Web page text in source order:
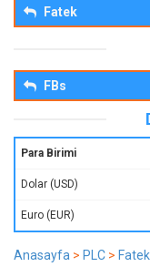
Fatek
FBs
Para Birimi
Dolar (USD)
Euro (EUR)
Anasayfa > PLC > Fatek